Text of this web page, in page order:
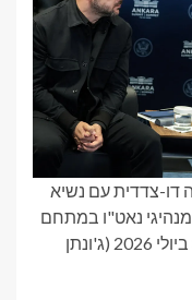
דו-צדדית עם נשיא
מנהיגי נאט"ו במתחם
(ג'ונתן